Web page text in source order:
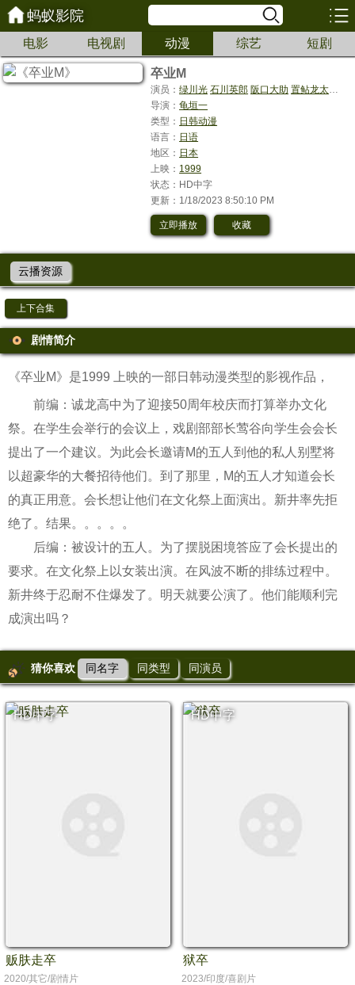
蚂蚁影院
电影 电视剧 动漫 综艺 短剧
卒业M
演员：绿川光 石川英郎 阪口大助 置鲇龙太郎
导演：龟垣一
类型： 日韩动漫
语言： 日语
地区： 日本
上映： 1999
状态：HD中字
更新：1/18/2023 8:50:10 PM
立即播放 收藏
云播资源
上下合集
剧情简介
《卒业M》是1999 上映的一部日韩动漫类型的影视作品，
前编：诚龙高中为了迎接50周年校庆而打算举办文化
祭。在学生会举行的会议上，戏剧部部长莺谷向学生会会长
提出了一个建议。为此会长邀请M的五人到他的私人别墅将
以超豪华的大餐招待他们。到了那里，M的五人才知道会长
的真正用意。会长想让他们在文化祭上面演出。新井率先拒
绝了。结果。。。。。
后编：被设计的五人。为了摆脱困境答应了会长提出的
要求。在文化祭上以女装出演。在风波不断的排练过程中。
新井终于忍耐不住爆发了。明天就要公演了。他们能顺利完
成演出吗？
猜你喜欢 同名字 同类型 同演员
HD中字
贩肤走卒
2020/其它/剧情片
HD中字
狱卒
2023/印度/喜剧片